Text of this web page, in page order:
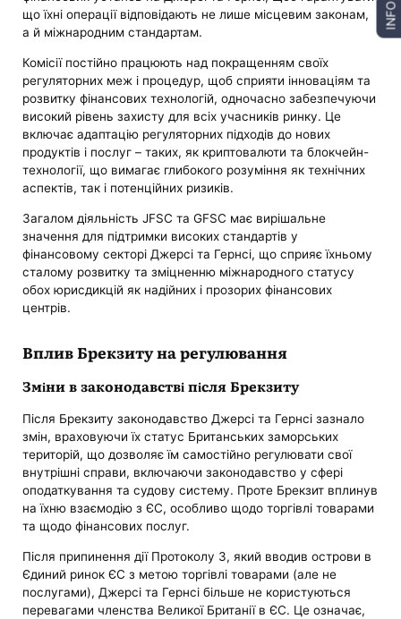
що їхні операції відповідають не лише місцевим законам,
а й міжнародним стандартам.
Комісії постійно працюють над покращенням своїх
регуляторних меж і процедур, щоб сприяти інноваціям та
розвитку фінансових технологій, одночасно забезпечуючи
високий рівень захисту для всіх учасників ринку. Це
включає адаптацію регуляторних підходів до нових
продуктів і послуг – таких, як криптовалюти та блокчейн-
технології, що вимагає глибокого розуміння як технічних
аспектів, так і потенційних ризиків.
Загалом діяльність JFSC та GFSC має вирішальне
значення для підтримки високих стандартів у
фінансовому секторі Джерсі та Гернсі, що сприяє їхньому
сталому розвитку та зміцненню міжнародного статусу
обох юрисдикцій як надійних і прозорих фінансових
центрів.
Вплив Брекзиту на регулювання
Зміни в законодавстві після Брекзиту
Після Брекзиту законодавство Джерсі та Гернсі зазнало
змін, враховуючи їх статус Британських заморських
територій, що дозволяє їм самостійно регулювати свої
внутрішні справи, включаючи законодавство у сфері
оподаткування та судову систему. Проте Брекзит вплинув
на їхню взаємодію з ЄС, особливо щодо торгівлі товарами
та щодо фінансових послуг.
Після припинення дії Протоколу 3, який вводив острови в
Єдиний ринок ЄС з метою торгівлі товарами (але не
послугами), Джерсі та Гернсі більше не користуються
перевагами членства Великої Британії в ЄС. Це означає,
INFO